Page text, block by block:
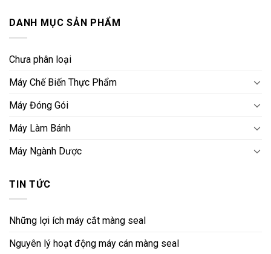
DANH MỤC SẢN PHẨM
Chưa phân loại
Máy Chế Biến Thực Phẩm
Máy Đóng Gói
Máy Làm Bánh
Máy Ngành Dược
TIN TỨC
Những lợi ích máy cắt màng seal
Nguyên lý hoạt động máy cán màng seal